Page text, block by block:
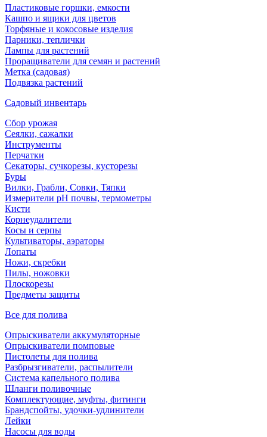
Пластиковые горшки, емкости
Кашпо и ящики для цветов
Торфяные и кокосовые изделия
Парники, теплички
Лампы для растений
Проращиватели для семян и растений
Метка (садовая)
Подвязка растений
Садовый инвентарь
Сбор урожая
Сеялки, сажалки
Инструменты
Перчатки
Секаторы, сучкорезы, кусторезы
Буры
Вилки, Грабли, Совки, Тяпки
Измерители pH почвы, термометры
Кисти
Корнеудалители
Косы и серпы
Культиваторы, аэраторы
Лопаты
Ножи, скребки
Пилы, ножовки
Плоскорезы
Предметы защиты
Все для полива
Опрыскиватели аккумуляторные
Опрыскиватели помповые
Пистолеты для полива
Разбрызгиватели, распылители
Система капельного полива
Шланги поливочные
Комплектующие, муфты, фитинги
Брандспойты, удочки-удлинители
Лейки
Насосы для воды